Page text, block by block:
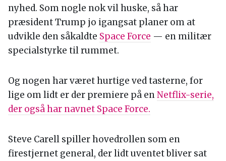
nyhed. Som nogle nok vil huske, så har
præsident Trump jo igangsat planer om at
udvikle den såkaldte Space Force — en militær
specialstyrke til rummet.
Og nogen har været hurtige ved tasterne, for
lige om lidt er der premiere på enNetflix-serie,
der også har navnet Space Force.
Steve Carell spiller hovedrollen som en
firestjernet general, der lidt uventet bliver sat